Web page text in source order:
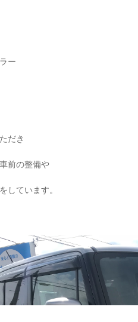
ー
だき
前の整備や
しています。